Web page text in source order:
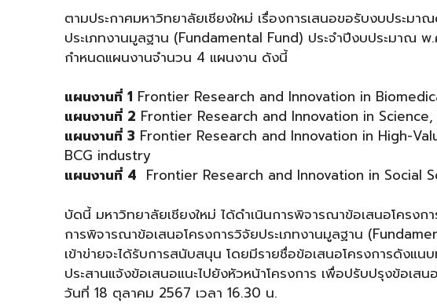
ตามประกาศมหาวิทยาลัยเชียงใหม่ เรื่องการเสนอขอรับงบประม
ประเภทงานมูลฐาน (Fundamental Fund) ประจำปีงบประมาณ
กำหนดแผนงานจำนวน 4 แผนงาน ดังนี้
แผนงานที่ 1 Frontier Research and Innovation in
แผนงานที่ 2 Frontier Research and Innovation in
แผนงานที่ 3 Frontier Research and Innovation in High-
BCG industry
แผนงานที่ 4 Frontier Research and Innovation in Social
บัดนี้ มหาวิทยาลัยเชียงใหม่ ได้ดำเนินการพิจารณาข้อเสนอโครงก
การพิจารณาข้อเสนอโครงการวิจัยประเภทงานมูลฐาน
เข้าข่ายจะได้รับการสนับสนุน โดยมีรายชื่อข้อเสนอโครงการดังแ
ประสานแจ้งข้อเสนอแนะไปยังหัวหน้าโครงการ เพื่อปรับปรุงข้อเสน
วันที่ 18 ตุลาคม 2567 เวลา 16.30 น.